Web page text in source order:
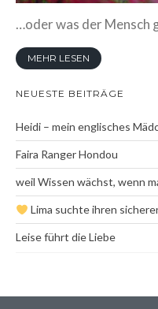
…oder was der Mensch
MEHR LESEN
NEUESTE BEITRÄGE
Heidi – mein englisches
Faira Ranger Hondou
weil Wissen wächst, wenn
Lima suchte ihren
Leise führt die Liebe